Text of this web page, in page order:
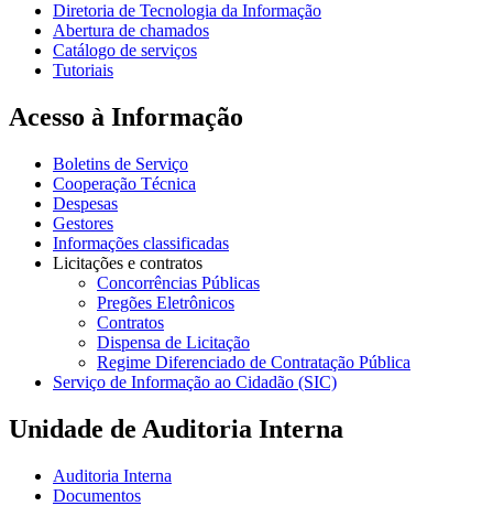
Diretoria de Tecnologia da Informação
Abertura de chamados
Catálogo de serviços
Tutoriais
Acesso à Informação
Boletins de Serviço
Cooperação Técnica
Despesas
Gestores
Informações classificadas
Licitações e contratos
Concorrências Públicas
Pregões Eletrônicos
Contratos
Dispensa de Licitação
Regime Diferenciado de Contratação Pública
Serviço de Informação ao Cidadão (SIC)
Unidade de Auditoria Interna
Auditoria Interna
Documentos